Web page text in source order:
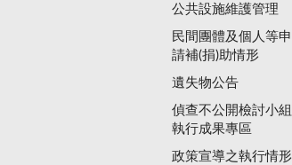
公共設施維護管理
民間團體及個人等申
請補(捐)助情形
遺失物公告
偵查不公開檢討小組
執行成果專區
政策宣導之執行情形